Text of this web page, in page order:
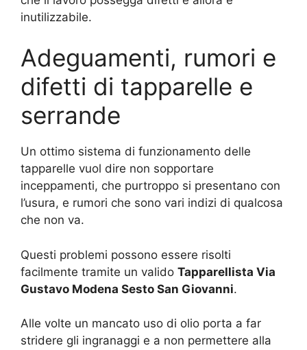
inutilizzabile.
Adeguamenti, rumori e
difetti di tapparelle e
serrande
Un ottimo sistema di funzionamento delle
tapparelle vuol dire non sopportare
inceppamenti, che purtroppo si presentano con
l’usura, e rumori che sono vari indizi di qualcosa
che non va.
Questi problemi possono essere risolti
facilmente tramite un valido Tapparellista Via
Gustavo Modena Sesto San Giovanni.
Alle volte un mancato uso di olio porta a far
stridere gli ingranaggi e a non permettere alla